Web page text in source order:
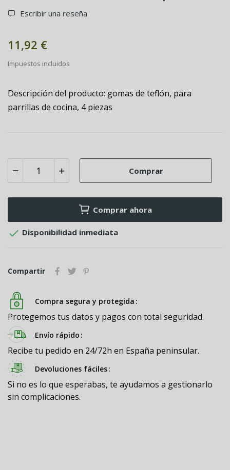
Escribir una reseña
11,92 €
Impuestos incluidos
Descripción del producto: gomas de teflón, para
parrillas de cocina, 4 piezas
Comprar
Comprar ahora
 Disponibilidad inmediata
Compartir
Compra segura y protegida
Protegemos tus datos y pagos con total seguridad.
Envío rápido
Recibe tu pedido en 24/72h en España peninsular.
Devoluciones fáciles
Si no es lo que esperabas, te ayudamos a gestionarlo
sin complicaciones.